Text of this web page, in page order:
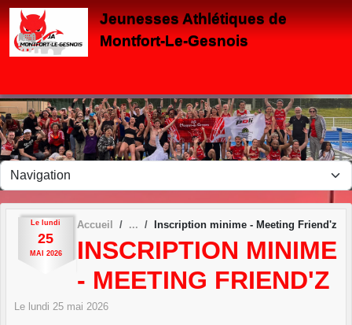
Jeunesses Athlétiques de
Montfort-Le-Gesnois
Le lundi
25
MAI 2026
Accueil Inscription minime - Meeting Friend'z
INSCRIPTION MINIME
- MEETING FRIEND'Z
Le lundi 25 mai 2026
Panneau de gestion des cookies